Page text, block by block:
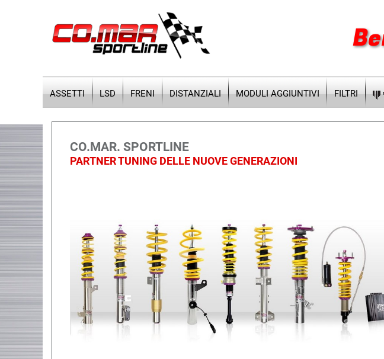
ASSETTI LSD FRENI DISTANZIALI MODULI AGGIUNTIVI FILTRI
CO.MAR. SPORTLINE
PARTNER TUNING DELLE NUOVE GENERAZIONI